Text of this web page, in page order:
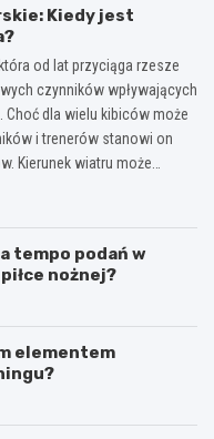
Kiedy jest
od lat przyciąga rzesze
czynników wpływających
dla wielu kibiców może
i trenerów stanowi on
Kierunek wiatru może…
tempo podań w
nożnej?
elementem